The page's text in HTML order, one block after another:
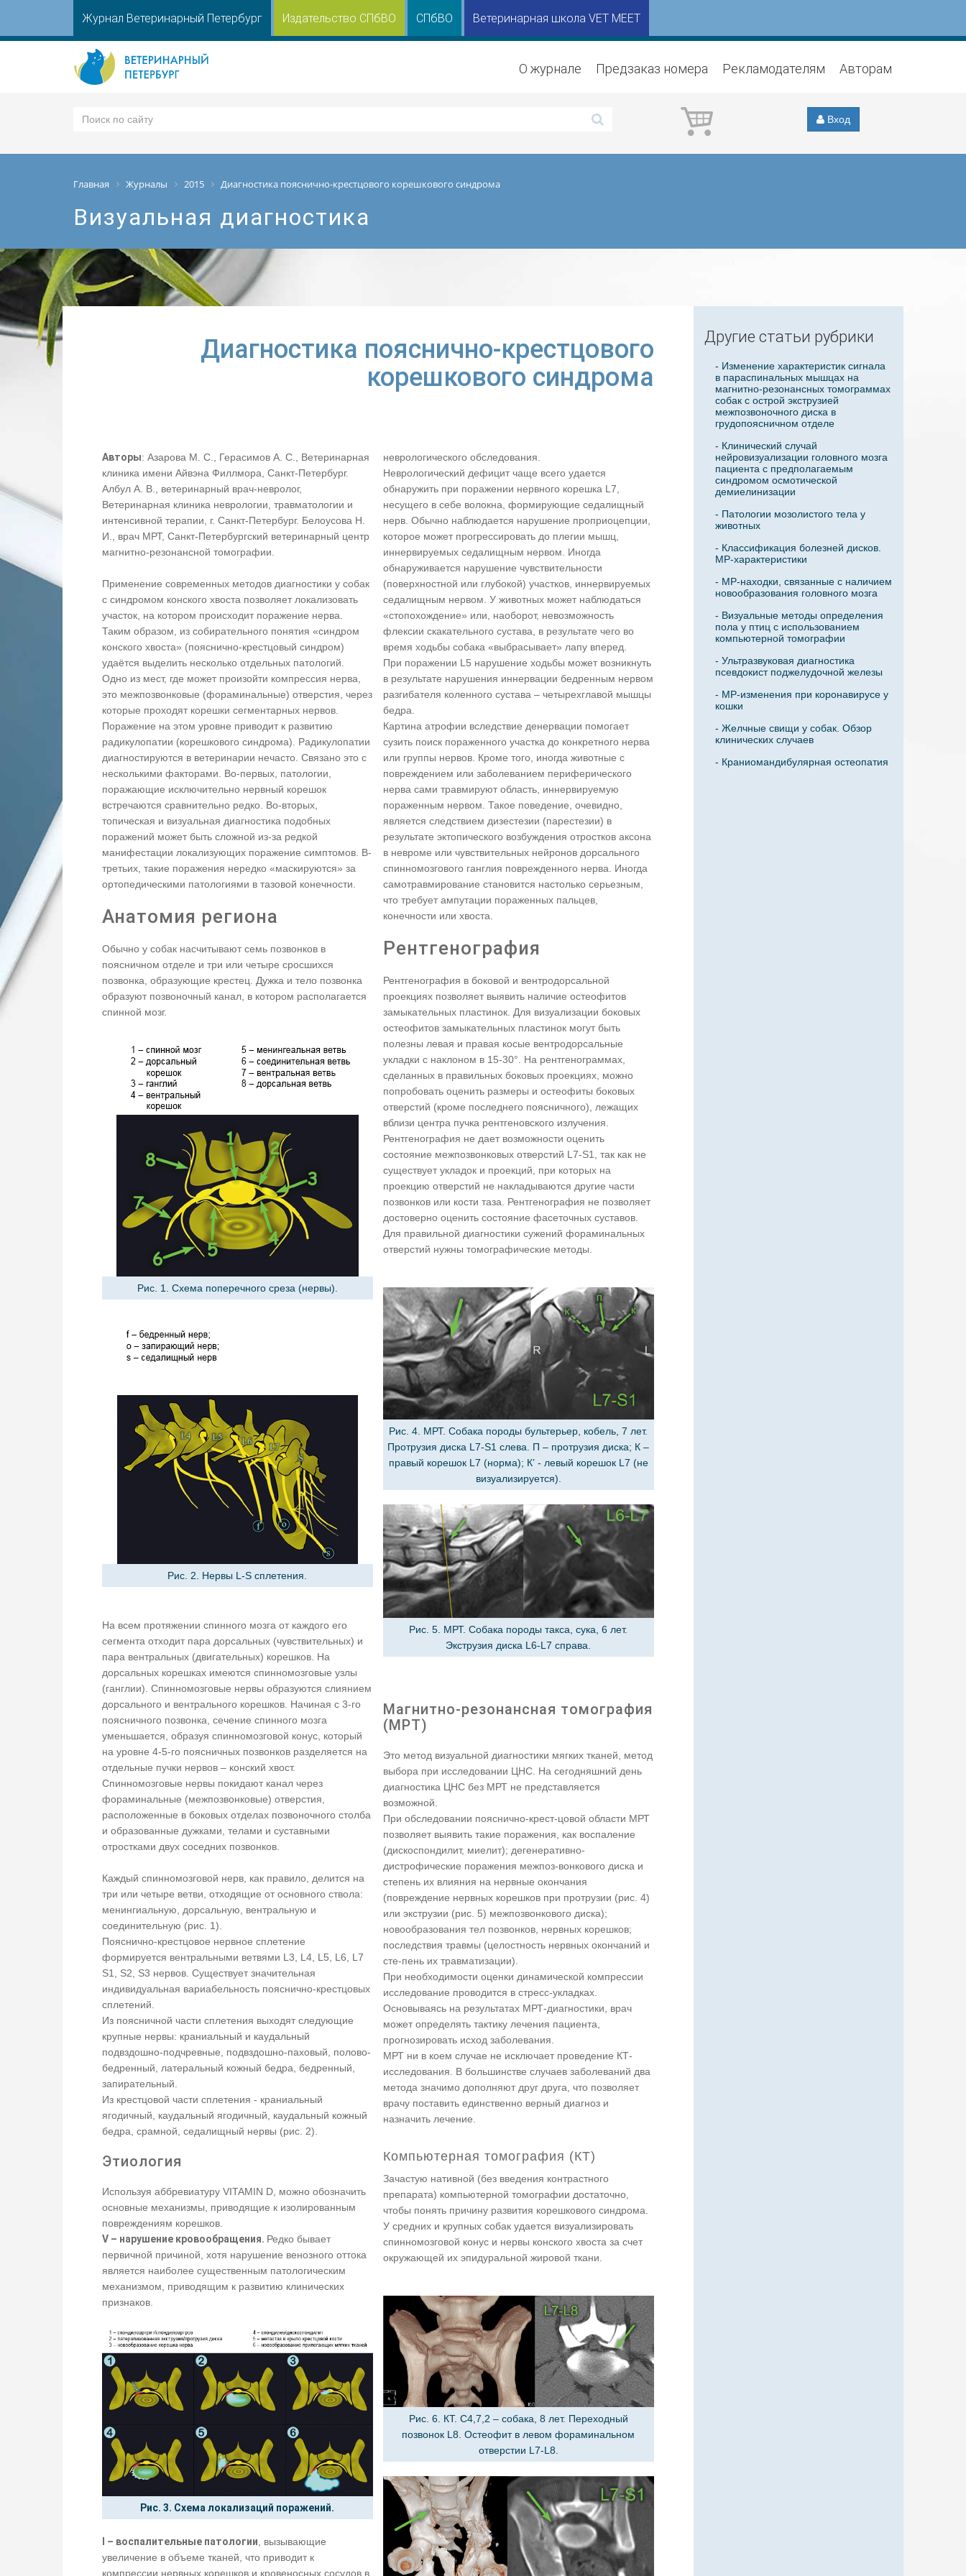
Журнал Ветеринарный Петербург Издательство СПбВО СПбВО Ветеринарная школа VET MEET
О журнале Предзаказ номера Рекламодателям Авторам
Вход
Главная Журналы 2015 Диагностика пояснично-крестцового корешкового синдрома
Визуальная диагностика
Диагностика пояснично-крестцового
корешкового синдрома
Авторы: Азарова М. С., Герасимов А. С., Ветеринарная
клиника имени Айвэна Филлмора, Санкт-Петербург.
Албул А. В., ветеринарный врач-невролог,
Ветеринарная клиника неврологии, травматологии и
интенсивной терапии, г. Санкт-Петербург. Белоусова Н.
И., врач МРТ, Санкт-Петербургский ветеринарный центр
магнитно-резонансной томографии.
Применение современных методов диагностики у собак
с синдромом конского хвоста позволяет локализовать
участок, на котором происходит поражение нерва.
Таким образом, из собирательного понятия «синдром
конского хвоста» (пояснично-крестцовый синдром)
удаётся выделить несколько отдельных патологий.
Одно из мест, где может произойти компрессия нерва,
это межпозвонковые (фораминальные) отверстия, через
которые проходят корешки сегментарных нервов.
Поражение на этом уровне приводит к развитию
радикулопатии (корешкового синдрома). Радикулопатии
диагностируются в ветеринарии нечасто. Связано это с
несколькими факторами. Во-первых, патологии,
поражающие исключительно нервный корешок
встречаются сравнительно редко. Во-вторых,
топическая и визуальная диагностика подобных
поражений может быть сложной из-за редкой
манифестации локализующих поражение симптомов. В-
третьих, такие поражения нередко «маскируются» за
ортопедическими патологиями в тазовой конечности.
Анатомия региона
Обычно у собак насчитывают семь позвонков в
поясничном отделе и три или четыре сросшихся
позвонка, образующие крестец. Дужка и тело позвонка
образуют позвоночный канал, в котором располагается
спинной мозг.
Рис. 1. Схема поперечного среза (нервы).
Рис. 2. Нервы L-S сплетения.
На всем протяжении спинного мозга от каждого его
сегмента отходит пара дорсальных (чувствительных) и
пара вентральных (двигательных) корешков. На
дорсальных корешках имеются спинномозговые узлы
(ганглии). Спинномозговые нервы образуются слиянием
дорсального и вентрального корешков. Начиная с 3-го
поясничного позвонка, сечение спинного мозга
уменьшается, образуя спинномозговой конус, который
на уровне 4-5-го поясничных позвонков разделяется на
отдельные пучки нервов – конский хвост.
Спинномозговые нервы покидают канал через
фораминальные (межпозвонковые) отверстия,
расположенные в боковых отделах позвоночного столба
и образованные дужками, телами и суставными
отростками двух соседних позвонков.
Каждый спинномозговой нерв, как правило, делится на
три или четыре ветви, отходящие от основного ствола:
менингиальную, дорсальную, вентральную и
соединительную (рис. 1).
Пояснично-крестцовое нервное сплетение
формируется вентральными ветвями L3, L4, L5, L6, L7
S1, S2, S3 нервов. Существует значительная
индивидуальная вариабельность пояснично-крестцовых
сплетений.
Из поясничной части сплетения выходят следующие
крупные нервы: краниальный и каудальный
подвздошно-подчревные, подвздошно-паховый, полово-
бедренный, латеральный кожный бедра, бедренный,
запирательный.
Из крестцовой части сплетения - краниальный
ягодичный, каудальный ягодичный, каудальный кожный
бедра, срамной, седалищный нервы (рис. 2).
Этиология
Используя аббревиатуру VITAMIN D, можно обозначить
основные механизмы, приводящие к изолированным
повреждениям корешков.
V – нарушение кровообращения. Редко бывает
первичной причиной, хотя нарушение венозного оттока
является наиболее существенным патологическим
механизмом, приводящим к развитию клинических
признаков.
Рис. 3. Схема локализаций поражений.
I – воспалительные патологии, вызывающие
увеличение в объеме тканей, что приводит к
компрессии нервных корешков и кровеносных сосудов в
неврологического обследования.
Неврологический дефицит чаще всего удается
обнаружить при поражении нервного корешка L7,
несущего в себе волокна, формирующие седалищный
нерв. Обычно наблюдается нарушение проприоцепции,
которое может прогрессировать до плегии мышц,
иннервируемых седалищным нервом. Иногда
обнаруживается нарушение чувствительности
(поверхностной или глубокой) участков, иннервируемых
седалищным нервом. У животных может наблюдаться
«стопохождение» или, наоборот, невозможность
флексии скакательного сустава, в результате чего во
время ходьбы собака «выбрасывает» лапу вперед.
При поражении L5 нарушение ходьбы может возникнуть
в результате нарушения иннервации бедренным нервом
разгибателя коленного сустава – четырехглавой мышцы
бедра.
Картина атрофии вследствие денервации помогает
сузить поиск пораженного участка до конкретного нерва
или группы нервов. Кроме того, иногда животные с
повреждением или заболеванием периферического
нерва сами травмируют область, иннервируемую
пораженным нервом. Такое поведение, очевидно,
является следствием дизестезии (парестезии) в
результате эктопического возбуждения отростков аксона
в невроме или чувствительных нейронов дорсального
спинномозгового ганглия поврежденного нерва. Иногда
самотравмирование становится настолько серьезным,
что требует ампутации пораженных пальцев,
конечности или хвоста.
Рентгенография
Рентгенография в боковой и вентродорсальной
проекциях позволяет выявить наличие остеофитов
замыкательных пластинок. Для визуализации боковых
остеофитов замыкательных пластинок могут быть
полезны левая и правая косые вентродорсальные
укладки с наклоном в 15-30°. На рентгенограммах,
сделанных в правильных боковых проекциях, можно
попробовать оценить размеры и остеофиты боковых
отверстий (кроме последнего поясничного), лежащих
вблизи центра пучка рентгеновского излучения.
Рентгенография не дает возможности оценить
состояние межпозвонковых отверстий L7-S1, так как не
существует укладок и проекций, при которых на
проекцию отверстий не накладываются другие части
позвонков или кости таза. Рентгенография не позволяет
достоверно оценить состояние фасеточных суставов.
Для правильной диагностики сужений фораминальных
отверстий нужны томографические методы.
Рис. 4. МРТ. Собака породы бультерьер, кобель, 7 лет.
Протрузия диска L7-S1 слева. П – протрузия диска; К –
правый корешок L7 (норма); К’ - левый корешок L7 (не
визуализируется).
Рис. 5. МРТ. Собака породы такса, сука, 6 лет.
Экструзия диска L6-L7 справа.
Магнитно-резонансная томография
(МРТ)
Это метод визуальной диагностики мягких тканей, метод
выбора при исследовании ЦНС. На сегодняшний день
диагностика ЦНС без МРТ не представляется
возможной.
При обследовании пояснично-крест-цовой области МРТ
позволяет выявить такие поражения, как воспаление
(дискоспондилит, миелит); дегенеративно-
дистрофические поражения межпоз-вонкового диска и
степень их влияния на нервные окончания
(повреждение нервных корешков при протрузии (рис. 4)
или экструзии (рис. 5) межпозвонкового диска);
новообразования тел позвонков, нервных корешков;
последствия травмы (целостность нервных окончаний и
сте-пень их травматизации).
При необходимости оценки динамической компрессии
исследование проводится в стресс-укладках.
Основываясь на результатах МРТ-диагностики, врач
может определять тактику лечения пациента,
прогнозировать исход заболевания.
МРТ ни в коем случае не исключает проведение КТ-
исследования. В большинстве случаев заболеваний два
метода значимо дополняют друг друга, что позволяет
врачу поставить единственно верный диагноз и
назначить лечение.
Компьютерная томография (КТ)
Зачастую нативной (без введения контрастного
препарата) компьютерной томографии достаточно,
чтобы понять причину развития корешкового синдрома.
У средних и крупных собак удается визуализировать
спинномозговой конус и нервы конского хвоста за счет
окружающей их эпидуральной жировой ткани.
Рис. 6. КТ. С4,7,2 – собака, 8 лет. Переходный
позвонок L8. Остеофит в левом фораминальном
отверстии L7-L8.
Другие статьи рубрики
- Изменение характеристик сигнала
в параспинальных мышцах на
магнитно-резонансных томограммах
собак с острой экструзией
межпозвоночного диска в
грудопоясничном отделе
- Клинический случай
нейровизуализации головного мозга
пациента с предполагаемым
синдромом осмотической
демиелинизации
- Патологии мозолистого тела у
животных
- Классификация болезней дисков.
МР-характеристики
- МР-находки, связанные с наличием
новообразования головного мозга
- Визуальные методы определения
пола у птиц с использованием
компьютерной томографии
- Ультразвуковая диагностика
псевдокист поджелудочной железы
- МР-изменения при коронавирусе у
кошки
- Желчные свищи у собак. Обзор
клинических случаев
- Краниомандибулярная остеопатия